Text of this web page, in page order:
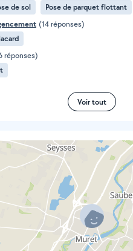
de sol Pose de parquet flottant
(14 réponses)
réponses)
Voir tout